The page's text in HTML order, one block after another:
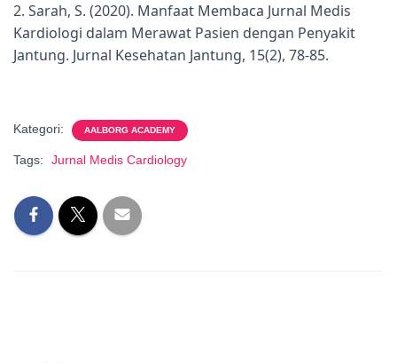
2. Sarah, S. (2020). Manfaat Membaca Jurnal Medis
Kardiologi dalam Merawat Pasien dengan Penyakit
Jantung. Jurnal Kesehatan Jantung, 15(2), 78-85.
Kategori: AALBORG ACADEMY
Tags: Jurnal Medis Cardiology